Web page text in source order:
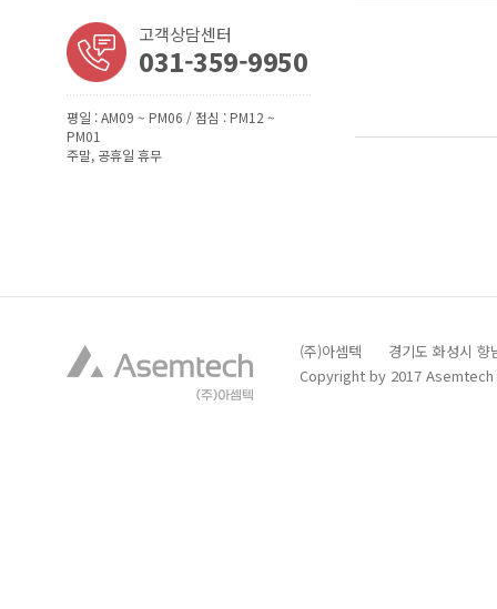
고객상담센터
031-359-9950
평일 : AM09 ~ PM06 / 점심 : PM12 ~
PM01
주말, 공휴일 휴무
(주)아셈텍 경기도 화성시
Copyright by 2017